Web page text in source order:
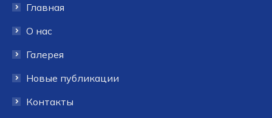
новом
окне
новом
окне
новом
Главная
О нас
Галерея
Новые публикации
Контакты